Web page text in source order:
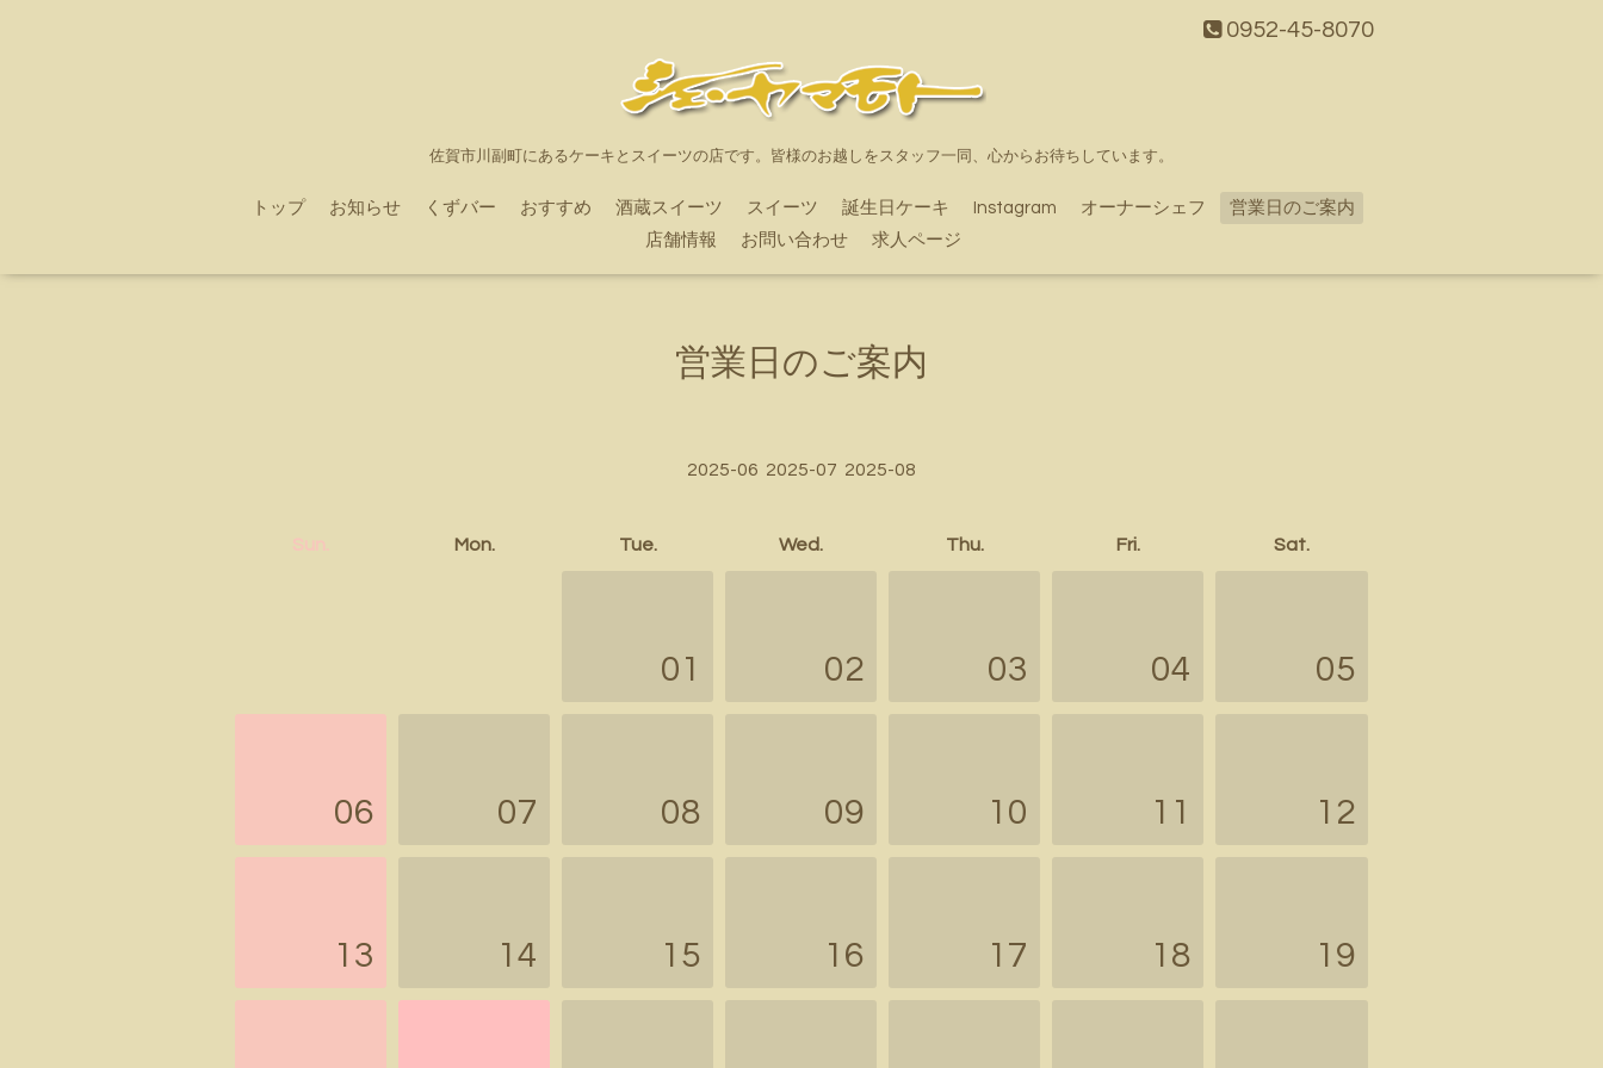
0952-45-8070
佐賀市川副町にあるケーキとスイーツの店です。皆様のお越しをスタッフ一同、心からお待ちしています。
トップ お知らせ くずバー おすすめ 酒蔵スイーツ スイーツ 誕生日ケーキ Instagram オーナーシェフ
営業日のご案内
店舗情報
お問い合わせ 求人ページ
営業日のご案内
2025-06 2025-07 2025-08
Mon. Tue. Wed. Thu. Fri. Sat.
01 02 03 04 05
06 07 08 09 10 11 12
13 14 15 16 17 18 19